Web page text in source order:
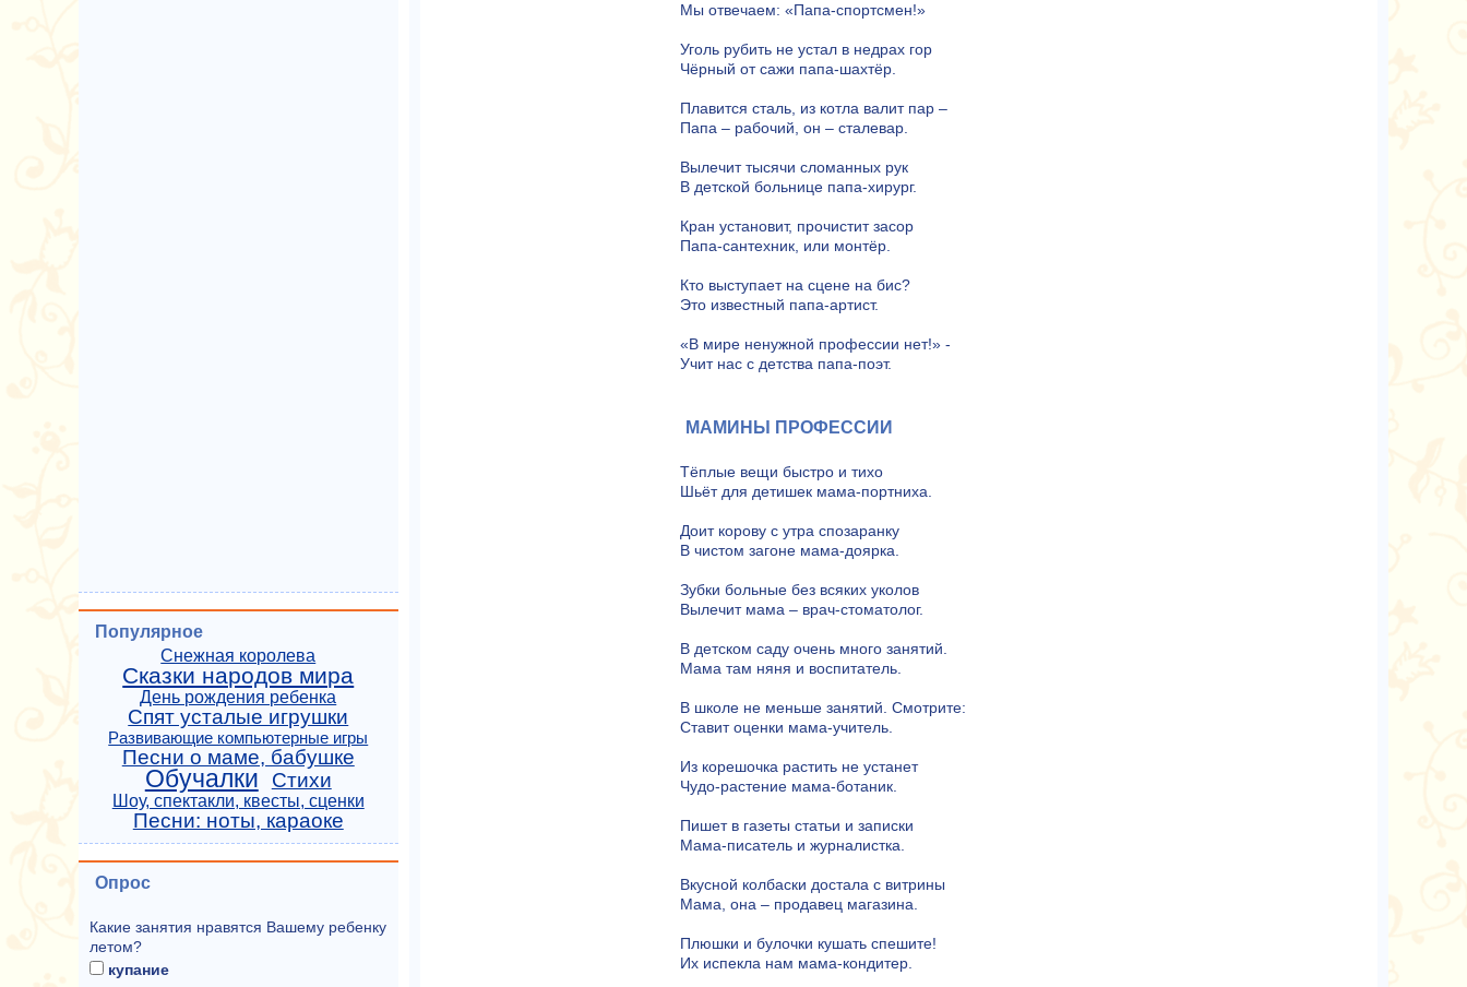
Мы отвечаем: «Папа-спортсмен!»
Уголь рубить не устал в недрах гор
Чёрный от сажи папа-шахтёр.
Плавится сталь, из котла валит пар –
Папа – рабочий, он – сталевар.
Вылечит тысячи сломанных рук
В детской больнице папа-хирург.
Кран установит, прочистит засор
Папа-сантехник, или монтёр.
Кто выступает на сцене на бис?
Это известный папа-артист.
«В мире ненужной профессии нет!» -
Учит нас с детства папа-поэт.
МАМИНЫ ПРОФЕССИИ
Тёплые вещи быстро и тихо
Шьёт для детишек мама-портниха.
Доит корову с утра спозаранку
В чистом загоне мама-доярка.
Зубки больные без всяких уколов
Вылечит мама – врач-стоматолог.
В детском саду очень много занятий.
Мама там няня и воспитатель.
В школе не меньше занятий. Смотрите:
Ставит оценки мама-учитель.
Из корешочка растить не устанет
Чудо-растение мама-ботаник.
Пишет в газеты статьи и записки
Мама-писатель и журналистка.
Вкусной колбаски достала с витрины
Мама, она – продавец магазина.
Плюшки и булочки кушать спешите!
Их испекла нам мама-кондитер.
Популярное
Снежная королева
Сказки народов мира
День рождения ребенка
Спят усталые игрушки
Развивающие компьютерные игры
Песни о маме, бабушке
Обучалки Стихи
Шоу, спектакли, квесты, сценки
Песни: ноты, караоке
Опрос
Какие занятия нравятся Вашему ребенку
летом?
купание